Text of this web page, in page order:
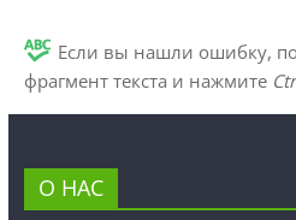
Если вы нашли ошибку,
фрагмент текста и нажмите
О НАС